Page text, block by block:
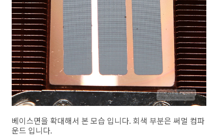
베이스면을 확대해서 본 모습 입니다. 회색 부분은 써멀 컴파
운드 입니다.